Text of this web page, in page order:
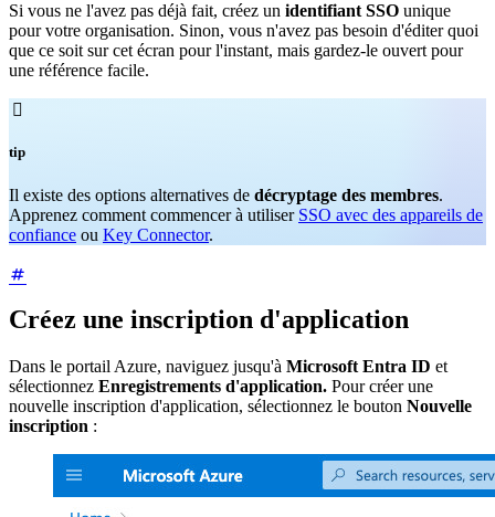
Si vous ne l'avez pas déjà fait, créez un identifiant SSO unique
pour votre organisation. Sinon, vous n'avez pas besoin d'éditer quoi
que ce soit sur cet écran pour l'instant, mais gardez-le ouvert pour
une référence facile.

tip
Il existe des options alternatives de décryptage des membres.
Apprenez comment commencer à utiliser SSO avec des appareils de
confiance ou Key Connector.
Créez une inscription d'application
Dans le portail Azure, naviguez jusqu'à Microsoft Entra ID et
sélectionnez Enregistrements d'application. Pour créer une
nouvelle inscription d'application, sélectionnez le bouton Nouvelle
inscription :